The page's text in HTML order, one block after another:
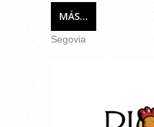
MÁS...
Segovia